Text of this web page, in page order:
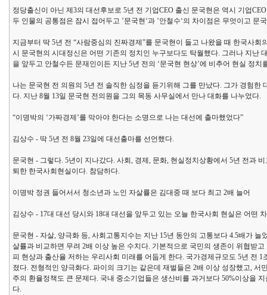
정당출신이 아닌 제3의 대선후보로 5년 전 기업CEO 출신 문국현은 역시 기업
두 인물의 공통점은 잠시 접어두고 ’문국현‘과 ’안철수‘의 차이점은 무엇이고
지금부터 딱 5년 전 “사람중심의 진짜경제”를 문국현이 들고 나왔을 때 한국사
시 문국현의 시대정신은 어떤 기존의 정치인 누구보다도 탁월했다. 그러나 지난
을 앞두고 안철수든 문재인이든 지난 5년 전의 ‘문국현 현상’에 비추어 현실 정치
나는 문국현 전 의원의 5년 전 솔직한 심정을 듣기위해 그를 만났다. 그가 경험
다. 지난 8월 13일 문국현 전의원을 그의 목동 사무실에서 만나 대화를 나누었다.
“이명박의 ‘가짜경제’를 막아야 한다는 소명으로 나는 대선에 출마했었다”
김상수 - 딱 5년 전 8월 23일에 대선출마를 선언했다.
문국현 - 그렇다. 5년이 지나갔다. 사회, 경제, 문화, 현실정치상황에서 5년 전과
퇴한 한국사회현실이다. 참담하다.
이명박 정권 들어서서 청소년과 노인 자살률은 김대중 때 보다 최고 2배 늘어
김상수 - 17대 대선 당시와 18대 대선을 앞두고 있는 오늘 한국사회 현실은 어떤
문국현 - 자살, 양극화 등, 사회고통지수는 지난 15년 동안의 고통보다 4.5배가
살률과 비교하면 무려 2배 이상 높은 수치다. 기본적으로 국민의 생존이 위협받
피 현상과 출산율 저하는 우리사회 미래를 어둡게 한다. 국가경제규모도 5년 전
졌다. 전형적인 양극화다. 파이의 크기는 같은데 재벌들은 2배 이상 성장했고,
주의 환율정책도 큰 문제다. 국내 중소기업들은 생산비를 과거보다 50%이상을
다.